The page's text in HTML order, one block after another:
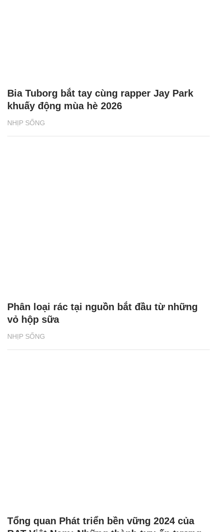
NHỊP SỐNG
Bia Tuborg bắt tay cùng rapper Jay Park
khuấy động mùa hè 2026
NHỊP SỐNG
Phân loại rác tại nguồn bắt đầu từ những
vỏ hộp sữa
Tổng quan Phát triển bền vững 2024 của